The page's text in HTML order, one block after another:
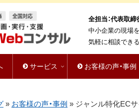
全担当：代表取
中小企業の現場
気軽に相談でき
サービス お客様の声・事例
» お客様の声・事例 » ジャンル特化EC